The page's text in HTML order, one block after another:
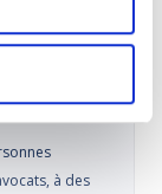
à des